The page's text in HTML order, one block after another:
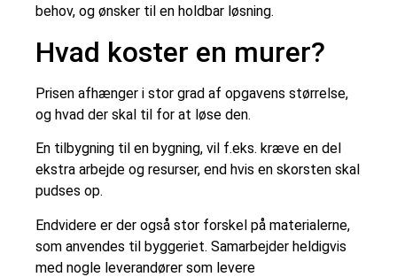
behov, og ønsker til en holdbar løsning.
Hvad koster en murer?
Prisen afhænger i stor grad af opgavens størrelse,
og hvad der skal til for at løse den.
En tilbygning til en bygning, vil f.eks. kræve en del
ekstra arbejde og resurser, end hvis en skorsten skal
pudses op.
Endvidere er der også stor forskel på materialerne,
som anvendes til byggeriet. Samarbejder heldigvis
med nogle leverandører som levere